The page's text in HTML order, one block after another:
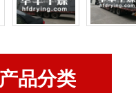
产品分类